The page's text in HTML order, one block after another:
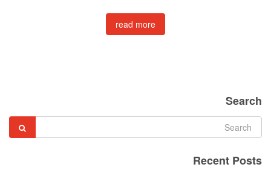
read more
Search
Recent Posts